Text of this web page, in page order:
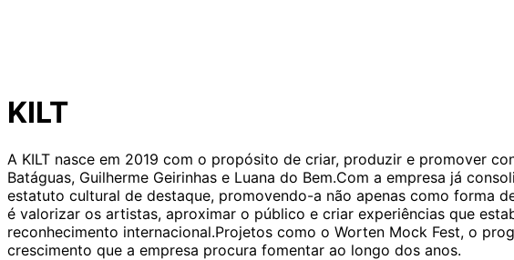
KILT
A KILT nasce em 2019 com o propósito de criar, produzir e promover
Batáguas, Guilherme Geirinhas e Luana do Bem.Com a empresa já
estatuto cultural de destaque, promovendo-a não apenas como forma
é valorizar os artistas, aproximar o público e criar experiências que
reconhecimento internacional.Projetos como o Worten Mock Fest, o
crescimento que a empresa procura fomentar ao longo dos anos.